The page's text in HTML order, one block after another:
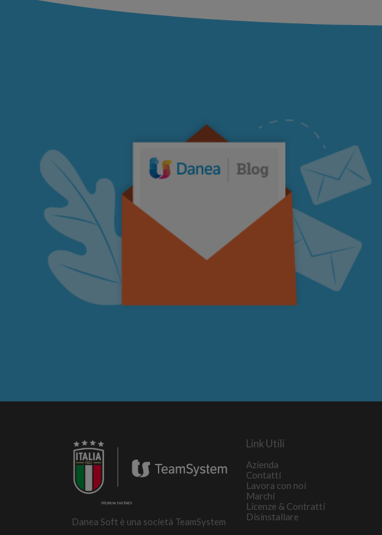
Danea Soft è una società TeamSystem
Link Utili
Azienda
Contatti
Lavora con noi
Marchi
Licenze & Contratti
Disinstallare